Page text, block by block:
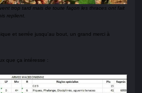
trop tard mais de toute façon les thraces ont fait
replient.
et serrée jusqu'au bout, un grand merci à
que ça intéresse :